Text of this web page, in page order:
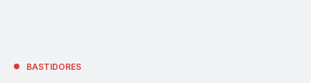
BASTIDORES